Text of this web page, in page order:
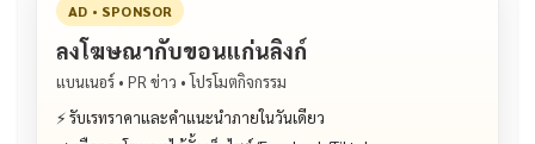
AD • SPONSOR
ลงโฆษณากับขอนแก่นลิงก์
แบนเนอร์ • PR ข่าว • โปรโมตกิจกรรม
⚡ รับเรทราคาและคำแนะนำภายในวันเดียว